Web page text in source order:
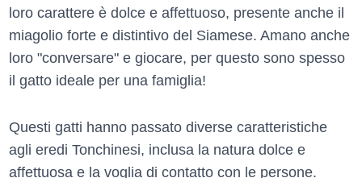
loro carattere è dolce e affettuoso, presente anche il
miagolio forte e distintivo del Siamese. Amano anche
loro "conversare" e giocare, per questo sono spesso
il gatto ideale per una famiglia!
Questi gatti hanno passato diverse caratteristiche
agli eredi Tonchinesi, inclusa la natura dolce e
affettuosa e la voglia di contatto con le persone.